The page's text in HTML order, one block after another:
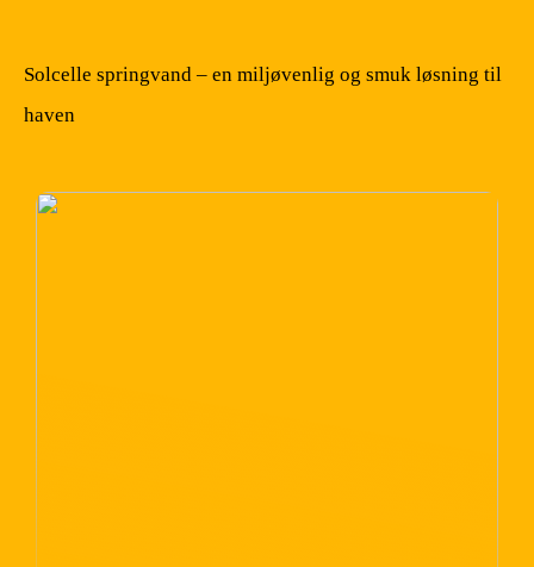
Solcelle springvand – en miljøvenlig og smuk løsning til
haven